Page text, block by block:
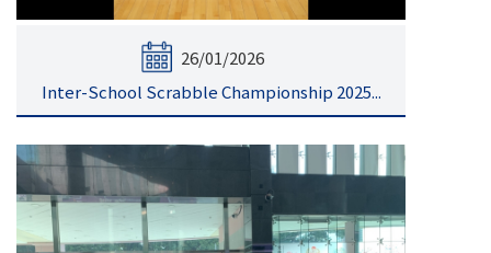
26/01/2026
Inter-School Scrabble Championship 2025...